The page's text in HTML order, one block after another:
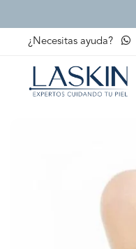
¿Necesitas ayuda?